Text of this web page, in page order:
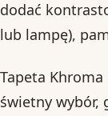
dodać
lub lampę),
Tapeta
świetny wybór,